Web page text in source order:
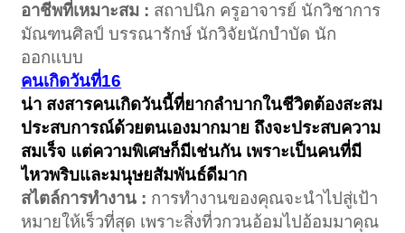
อาชีพที่เหมาะสม : สถาปนิก ครูอาจารย์ นักวิชาการ
มัณฑนศิลป์ บรรณารักษ์ นักวิจัยนักบำบัด นัก
ออกแบบ
คนเกิดวันที่16
น่า สงสารคนเกิดวันนี้ที่ยากลำบากในชีวิตต้องสะสม
ประสบการณ์ด้วยตนเองมากมาย ถึงจะประสบความ
สมเร็จ แต่ความพิเศษก็มีเช่นกัน เพราะเป็นคนที่มี
ไหวพริบและมนุษยสัมพันธ์ดีมาก
สไตล์การทำงาน : การทำงานของคุณจะนำไปสู่เป้า
หมายให้เร็วที่สุด เพราะสิ่งที่วกวนอ้อมไปอ้อมมาคุณ